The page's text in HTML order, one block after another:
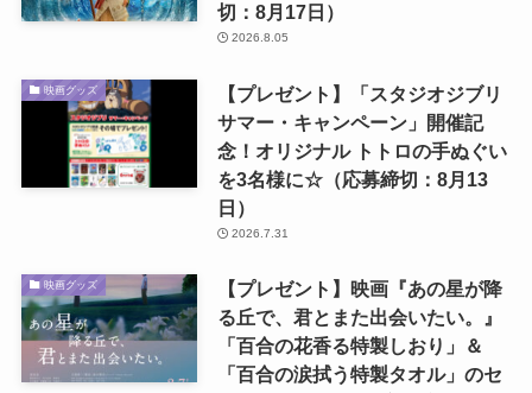
切：8月17日）
2026.8.05
映画グッズ
【プレゼント】「スタジオジブリ
サマー・キャンペーン」開催記
念！オリジナル トトロの手ぬぐい
を3名様に☆（応募締切：8月13
日）
2026.7.31
映画グッズ
【プレゼント】映画『あの星が降
る丘で、君とまた出会いたい。』
「百合の花香る特製しおり」＆
「百合の涙拭う特製タオル」のセ